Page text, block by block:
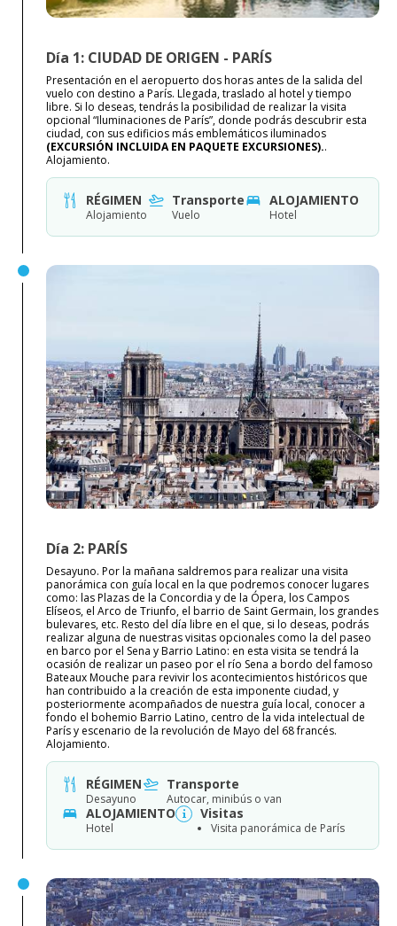
Día 1: CIUDAD DE ORIGEN - PARÍS
Presentación en el aeropuerto dos horas antes de la salida del
vuelo con destino a París. Llegada, traslado al hotel y tiempo
libre. Si lo deseas, tendrás la posibilidad de realizar la visita
opcional “Iluminaciones de París”, donde podrás descubrir esta
ciudad, con sus edificios más emblemáticos iluminados
(EXCURSIÓN INCLUIDA EN PAQUETE EXCURSIONES)..
Alojamiento.
RÉGIMEN
Alojamiento
Transporte
Vuelo
ALOJAMIENTO
Hotel
Día 2: PARÍS
Desayuno. Por la mañana saldremos para realizar una visita
panorámica con guía local en la que podremos conocer lugares
como: las Plazas de la Concordia y de la Ópera, los Campos
Elíseos, el Arco de Triunfo, el barrio de Saint Germain, los grandes
bulevares, etc. Resto del día libre en el que, si lo deseas, podrás
realizar alguna de nuestras visitas opcionales como la del paseo
en barco por el Sena y Barrio Latino: en esta visita se tendrá la
ocasión de realizar un paseo por el río Sena a bordo del famoso
Bateaux Mouche para revivir los acontecimientos históricos que
han contribuido a la creación de esta imponente ciudad, y
posteriormente acompañados de nuestra guía local, conocer a
fondo el bohemio Barrio Latino, centro de la vida intelectual de
París y escenario de la revolución de Mayo del 68 francés.
Alojamiento.
RÉGIMEN
Desayuno
Transporte
Autocar, minibús o van
ALOJAMIENTO
Hotel
Visitas
Visita panorámica de París